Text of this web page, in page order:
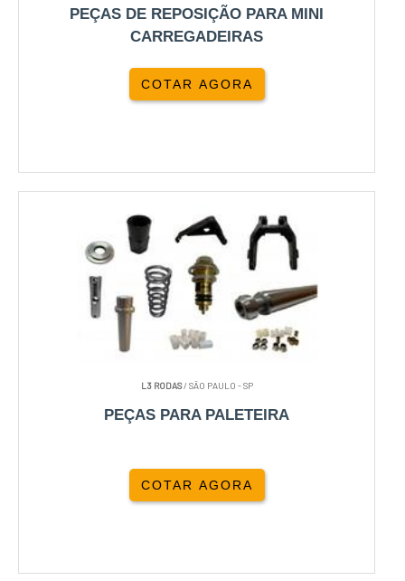
PEÇAS DE REPOSIÇÃO PARA MINI
CARREGADEIRAS
COTAR AGORA
L3 RODAS/ SÃO PAULO - SP
PEÇAS PARA PALETEIRA
COTAR AGORA